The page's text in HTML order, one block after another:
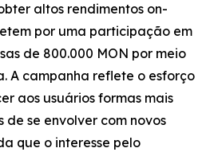
altos rendimentos on-
por uma participação em
de 800.000 MON por meio
A campanha reflete o esforço
aos usuários formas mais
se envolver com novos
que o interesse pelo